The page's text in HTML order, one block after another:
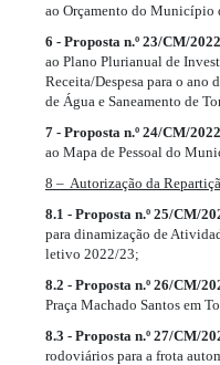
ao Orçamento do Município
6 - Proposta n.º 23/CM/2022
ao Plano Plurianual de
Receita/Despesa para o
de Água e Saneamento de
7 - Proposta n.º 24/CM/2022
ao Mapa de Pessoal do
8 – Autorização da
8.1 - Proposta n.º 25/CM/
para dinamização de
letivo 2022/23;
8.2 - Proposta n.º 26/CM/
Praça Machado Santos em
8.3 - Proposta n.º 27/CM/
rodoviários para a frota